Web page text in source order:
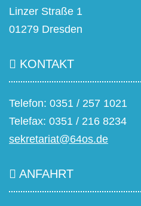
Linzer Straße 1
01279 Dresden
KONTAKT
Telefon: 0351 / 257 1021
Telefax: 0351 / 216 8234
sekretariat@64os.de
ANFAHRT